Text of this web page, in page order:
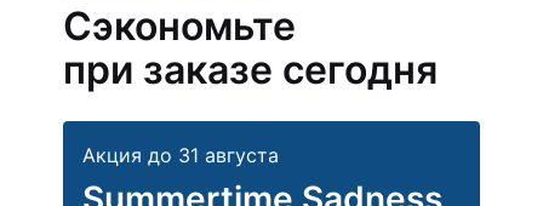
Сэкономьте
при заказе сегодня
Акция до 31 августа